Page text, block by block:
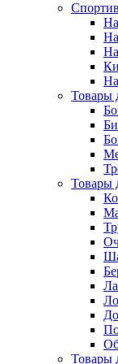
Товары
Товары
Товары